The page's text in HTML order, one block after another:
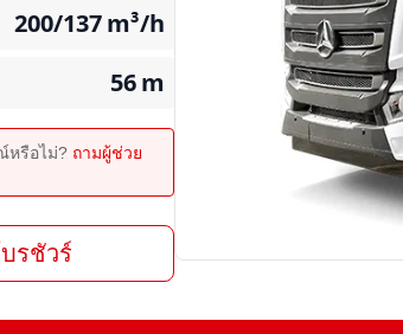
200/137m³/h
56m
หรือไม่? ถามผู้ช่วย
รชัวร์